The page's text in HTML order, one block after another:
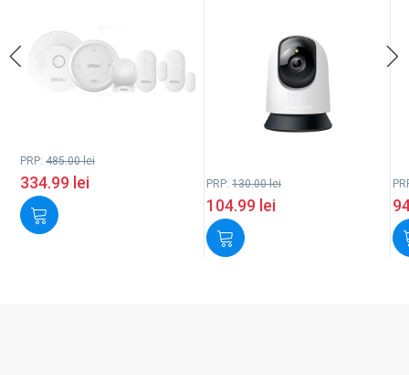
PRP: 485.00lei
334.99 lei PRP: 130.00lei
104.99 lei